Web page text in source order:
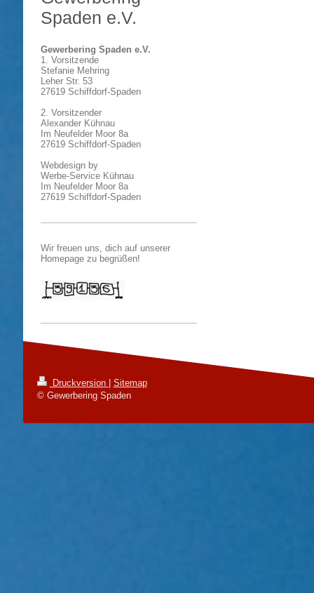
Spaden e.V.
Gewerbering Spaden e.V.
1. Vorsitzende
Stefanie Mehring
Leher Str. 53
27619 Schiffdorf-Spaden
2. Vorsitzender
Alexander Kühnau
Im Neufelder Moor 8a
27619 Schiffdorf-Spaden
Webdesign by
Werbe-Service Kühnau
Im Neufelder Moor 8a
27619 Schiffdorf-Spaden
Wir freuen uns, dich auf unserer
Homepage zu begrüßen!
Druckversion
Sitemap
© Gewerbering Spaden